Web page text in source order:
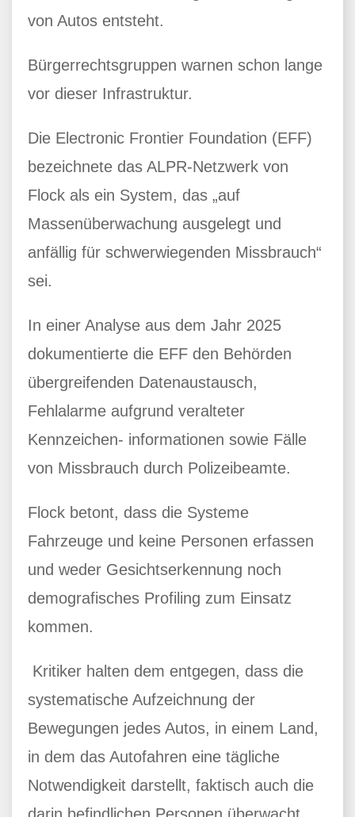
von Autos entsteht.
Bürgerrechtsgruppen warnen schon lange
vor dieser Infrastruktur.
Die Electronic Frontier Foundation (EFF)
bezeichnete das ALPR-Netzwerk von
Flock als ein System, das „auf
Massenüberwachung ausgelegt und
anfällig für schwerwiegenden Missbrauch“
sei.
In einer Analyse aus dem Jahr 2025
dokumentierte die EFF den Behörden
übergreifenden Datenaustausch,
Fehlalarme aufgrund veralteter
Kennzeichen- informationen sowie Fälle
von Missbrauch durch Polizeibeamte.
Flock betont, dass die Systeme
Fahrzeuge und keine Personen erfassen
und weder Gesichtserkennung noch
demografisches Profiling zum Einsatz
kommen.
Kritiker halten dem entgegen, dass die
systematische Aufzeichnung der
Bewegungen jedes Autos, in einem Land,
in dem das Autofahren eine tägliche
Notwendigkeit darstellt, faktisch auch die